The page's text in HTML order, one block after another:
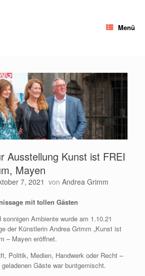
Menü
Ausstellung Kunst ist FREI
Mayen
7, 2021 von Andrea Grimm
mit tollen Gästen
Ambiente wurde am 1.10.21
der Künstlerin Andrea Grimm „Kunst ist
– Mayen eröffnet.
Politik, Medien, Handwerk oder Recht –
Gäste war buntgemischt.